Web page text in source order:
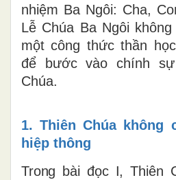
nhiệm Ba Ngôi: Cha,
Lễ Chúa Ba Ngôi
một công thức thần
để bước vào chính
Chúa.
1. Thiên Chúa không
hiệp thông
Trong bài đọc I, Thiên